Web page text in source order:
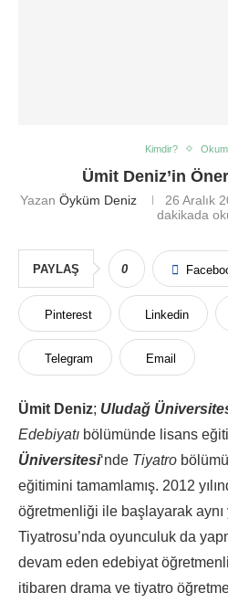
Kimdir?
Ümit Deniz’in
Yazan Öyküm Deniz 26 Aralık
dakikada
PAYLAŞ 0
Pinterest Linkedin
Telegram Email
Ümit Deniz; Uludağ
Edebiyatı bölümünde lisans
Üniversitesi‘nde Tiyatro
eğitimini tamamlamış. 2012
öğretmenliği ile başlayarak aynı
Tiyatrosu’nda oyunculuk da
devam eden edebiyat
itibaren drama ve tiyatro